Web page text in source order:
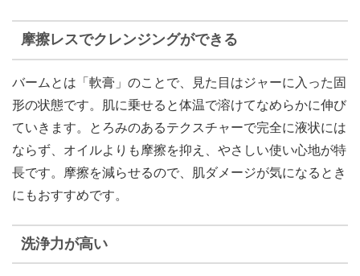
摩擦レスでクレンジングができる
バームとは「軟膏」のことで、見た目はジャーに入った固
形の状態です。肌に乗せると体温で溶けてなめらかに伸び
ていきます。とろみのあるテクスチャーで完全に液状には
ならず、オイルよりも摩擦を抑え、やさしい使い心地が特
長です。摩擦を減らせるので、肌ダメージが気になるとき
にもおすすめです。
洗浄力が高い